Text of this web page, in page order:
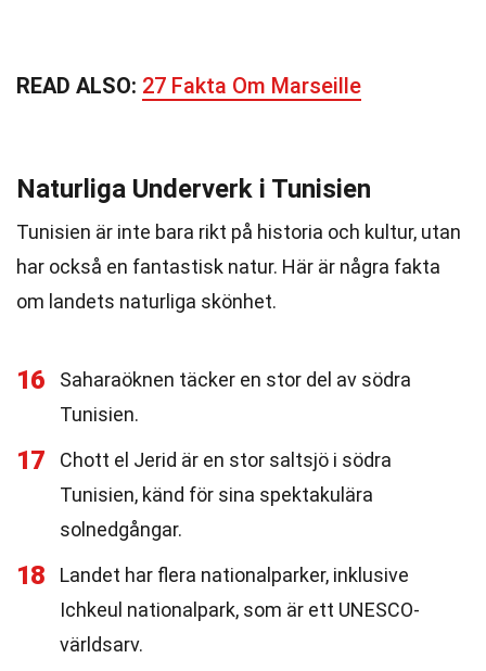
READ ALSO: 27 Fakta Om Marseille
Naturliga Underverk i Tunisien
Tunisien är inte bara rikt på historia och kultur, utan
har också en fantastisk natur. Här är några fakta
om landets naturliga skönhet.
16
Saharaöknen täcker en stor del av södra
Tunisien.
17
Chott el Jerid är en stor saltsjö i södra
Tunisien, känd för sina spektakulära
solnedgångar.
18
Landet har flera nationalparker, inklusive
Ichkeul nationalpark, som är ett UNESCO-
världsarv.